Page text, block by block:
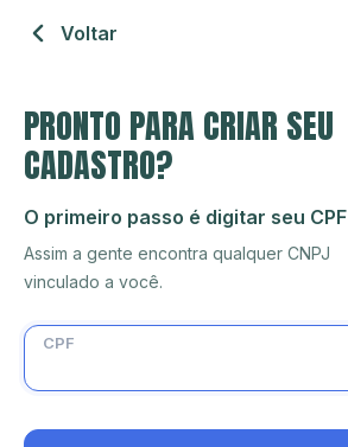
Voltar
PRONTO PARA CRIAR SEU
CADASTRO?
O primeiro passo é digitar seu CPF
Assim a gente encontra qualquer CNPJ
vinculado a você.
CPF